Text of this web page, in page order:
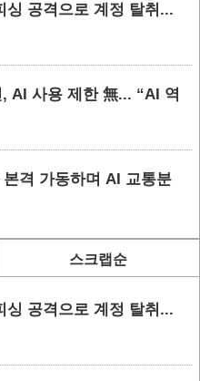
공격으로 계정 탈취...
AI 사용 제한 無... “AI 역
본격 가동하며 AI 교통분
스크랩순
공격으로 계정 탈취...